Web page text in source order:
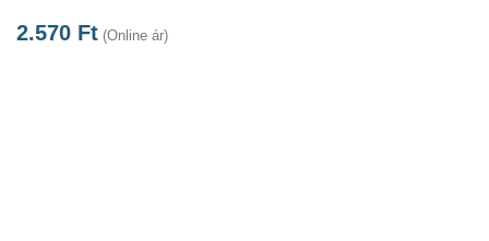
2.570 Ft (Online ár)